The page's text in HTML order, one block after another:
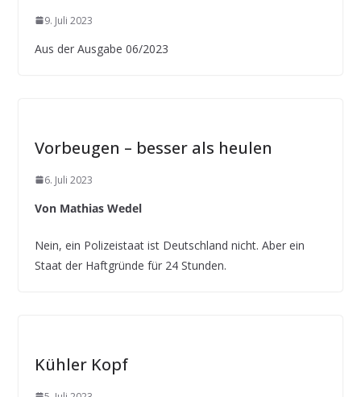
9. Juli 2023
Aus der Ausgabe 06/2023
Vorbeugen – besser als heulen
6. Juli 2023
Von Mathias Wedel
Nein, ein Polizeistaat ist Deutschland nicht. Aber ein
Staat der Haftgründe für 24 Stunden.
Kühler Kopf